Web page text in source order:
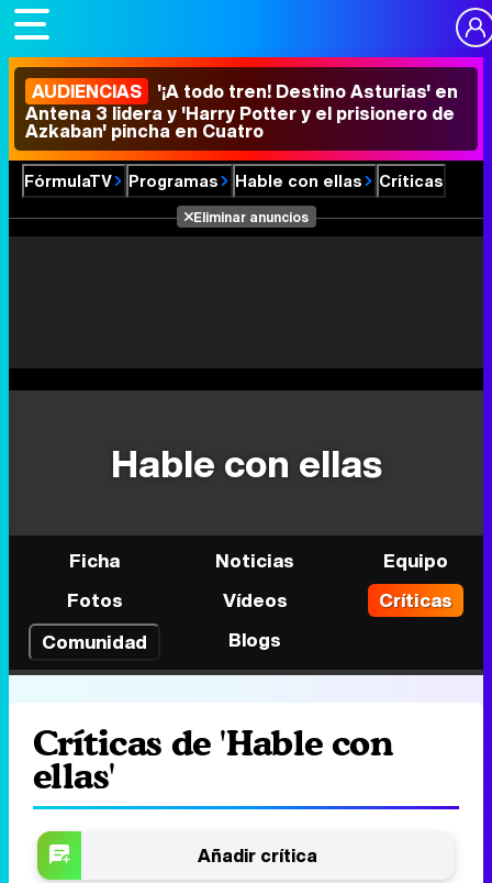
AUDIENCIAS '¡A todo tren! Destino Asturias' en
Antena 3 lidera y 'Harry Potter y el prisionero de
Azkaban' pincha en Cuatro
FórmulaTV Programas Hable con ellas Críticas
Eliminar anuncios
Hable con ellas
Ficha Noticias
Equipo
Fotos
Vídeos
Críticas
Comunidad
Blogs
Críticas de 'Hable con
ellas'
Añadir crítica